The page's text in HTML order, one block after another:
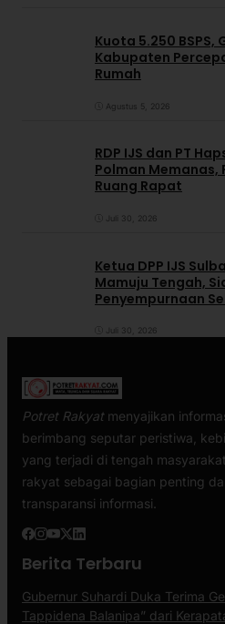
Kuota 5.250 BSPS,
Kabupaten
Rumah
Agustus 5, 2026
RDP IJS dan PT
Polman
Ruang Rapat
Juli 30, 2026
Ketua DPP IJS
Mamuju Tengah,
Penyempurnaan
Juli 30, 2026
Potret Rakyatmenyajikan
berimbang seputar peristiwa,
yang terjadi di tengah
rakyat sebagai bagian penting
transparansi informasi.
Berita Terbaru
Gubernur Suhardi Duka Terima
Tappidena Balanipa” dari